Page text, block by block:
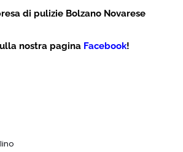
di pulizie Bolzano Novarese
nostra pagina Facebook!